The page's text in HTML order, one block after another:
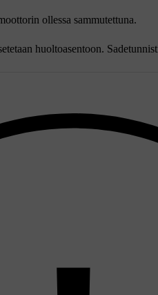
ollessa sammutettuna.
huoltoasentoon.